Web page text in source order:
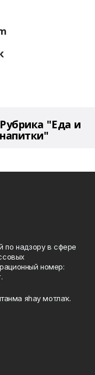
Рубрика "Еда и
напитки"
по надзору в сфере
номер:
яһау мотлаҡ.